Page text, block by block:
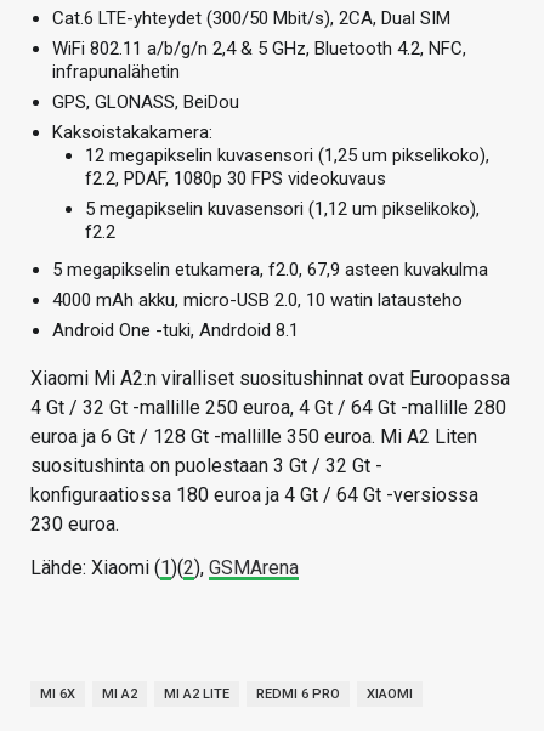
Cat.6 LTE-yhteydet (300/50 Mbit/s), 2CA, Dual SIM
WiFi 802.11 a/b/g/n 2,4 & 5 GHz, Bluetooth 4.2, NFC,
infrapunalähetin
GPS, GLONASS, BeiDou
Kaksoistakakamera:
12 megapikselin kuvasensori (1,25 um pikselikoko),
f2.2, PDAF, 1080p 30 FPS videokuvaus
5 megapikselin kuvasensori (1,12 um pikselikoko),
f2.2
5 megapikselin etukamera, f2.0, 67,9 asteen kuvakulma
4000 mAh akku, micro-USB 2.0, 10 watin latausteho
Android One -tuki, Andrdoid 8.1
Xiaomi Mi A2:n viralliset suositushinnat ovat Euroopassa
4 Gt / 32 Gt -mallille 250 euroa, 4 Gt / 64 Gt -mallille 280
euroa ja 6 Gt / 128 Gt -mallille 350 euroa. Mi A2 Liten
suositushinta on puolestaan 3 Gt / 32 Gt -
konfiguraatiossa 180 euroa ja 4 Gt / 64 Gt -versiossa
230 euroa.
Lähde: Xiaomi (1)(2), GSMArena
MI 6X MI A2 MI A2 LITE REDMI 6 PRO XIAOMI